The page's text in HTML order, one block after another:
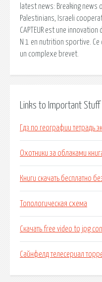
latest news: Breaking news
Palestinians, Israeli
CAPTEUR est une innovation
N 1 en nutrition sportive.
un complexe brevet.
Links to Important Stuff
Гдз по географии тетрадь
Охотники за облаками
Книги скачать бесплатно
Топологическая схема
Скачать free video to jpg
Сайнфелд телесериал